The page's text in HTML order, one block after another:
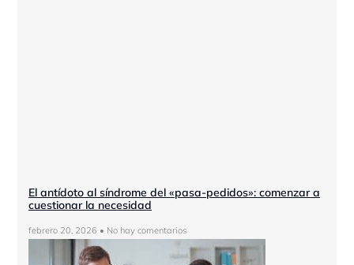
El antídoto al síndrome del «pasa-pedidos»: comenzar a
cuestionar la necesidad
febrero 20, 2026 No hay comentarios